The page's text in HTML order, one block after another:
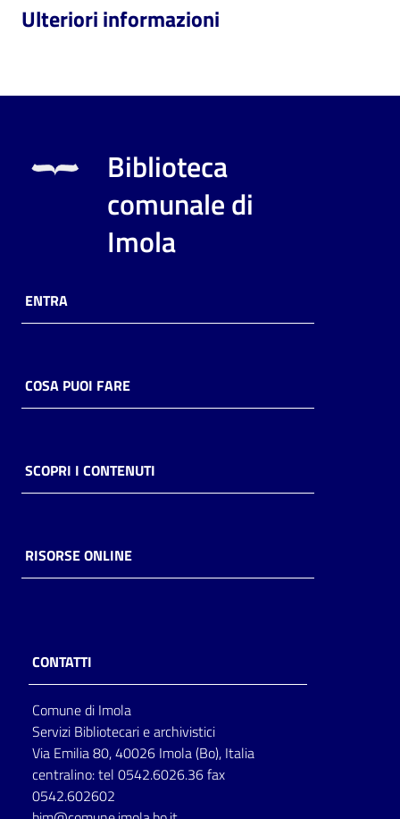
Ulteriori informazioni
Biblioteca
comunale di
Imola
ENTRA
COSA PUOI FARE
SCOPRI I CONTENUTI
RISORSE ONLINE
CONTATTI
Comune di Imola
Servizi Bibliotecari e archivistici
Via Emilia 80, 40026 Imola (Bo), Italia
centralino: tel 0542.6026.36 fax
0542.602602